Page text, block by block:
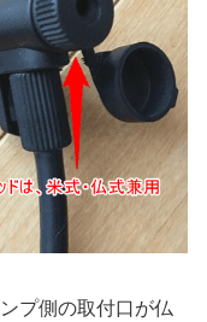
プ側の取付口が仏